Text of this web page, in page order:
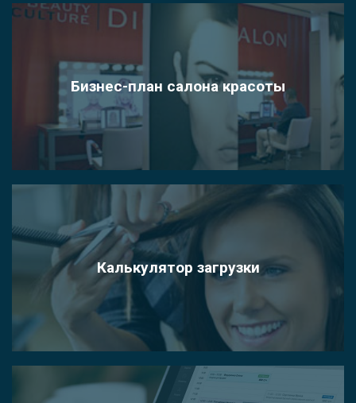
Бизнес-план салона красоты
Калькулятор загрузки